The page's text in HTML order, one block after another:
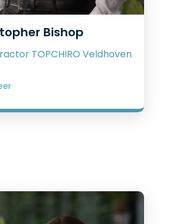
Bishop
TOPCHIRO Veldhoven